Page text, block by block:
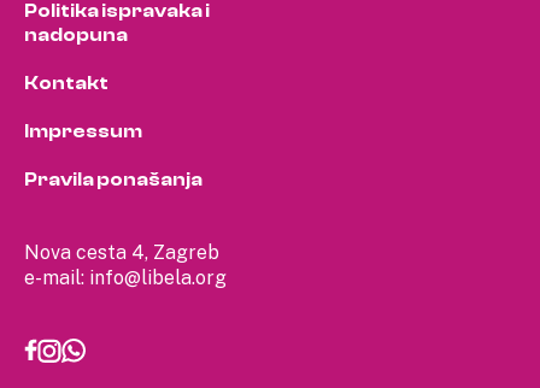
Nova cesta 4, Zagreb
e-mail: info@libela.org
Politika ispravaka i
nadopuna
Kontakt
Impressum
Pravila ponašanja